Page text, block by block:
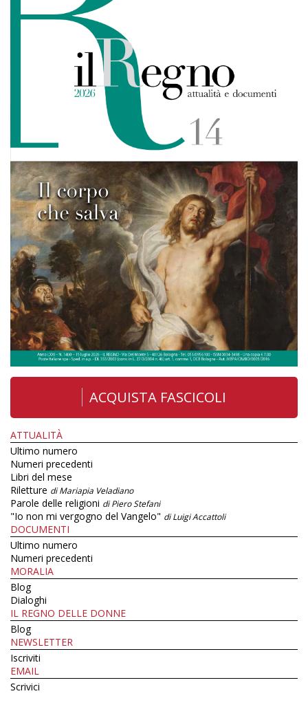
ACQUISTA FASCICOLI
ATTUALITÀ
Ultimo numero
Numeri precedenti
Libri del mese
Riletture di Mariapia Veladiano
Parole delle religioni di Piero Stefani
"Io non mi vergogno del Vangelo" di Luigi Accattoli
DOCUMENTI
Ultimo numero
Numeri precedenti
MORALIA
Blog
Dialoghi
IL REGNO DELLE DONNE
Blog
NEWSLETTER
Iscriviti
EMAIL
Scrivici